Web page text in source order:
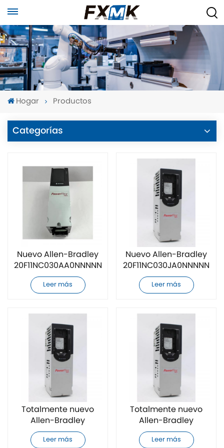
Hogar Productos
Categorías
Nuevo Allen-Bradley
20F11NC030AA0NNNNN
Variador de
frecuencia de CA
Leer más
Nuevo Allen-Bradley
20F11NC030JA0NNNNN
Variador de
frecuencia de CA
Leer más
Totalmente nuevo
Allen-Bradley
20F11NC037AA0NNNNN
variador de
Leer más
Totalmente nuevo
Allen-Bradley
20F11NC037JA0NNNNN
variador de
Leer más